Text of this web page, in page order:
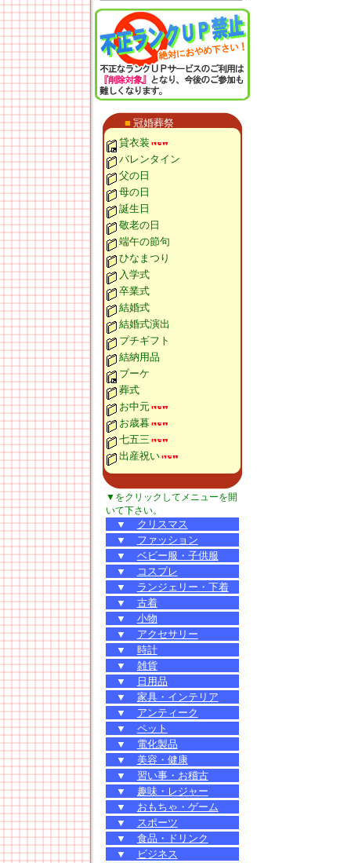
■ 冠婚葬祭
貸衣装
バレンタイン
父の日
母の日
誕生日
敬老の日
端午の節句
ひなまつり
入学式
卒業式
結婚式
結婚式演出
プチギフト
結納用品
ブーケ
葬式
お中元
お歳暮
七五三
出産祝い
▼をクリックしてメニューを開
いて下さい。
▼
クリスマス
▼
ファッション
▼
ベビー服・子供服
▼
コスプレ
▼
ランジェリー・下着
▼
古着
▼
小物
▼
アクセサリー
▼
時計
▼
雑貨
▼
日用品
▼
家具・インテリア
▼
アンティーク
▼
ペット
▼
電化製品
▼
美容・健康
▼
習い事・お稽古
▼
趣味・レジャー
▼
おもちゃ・ゲーム
▼
スポーツ
▼
食品・ドリンク
▼
ビジネス